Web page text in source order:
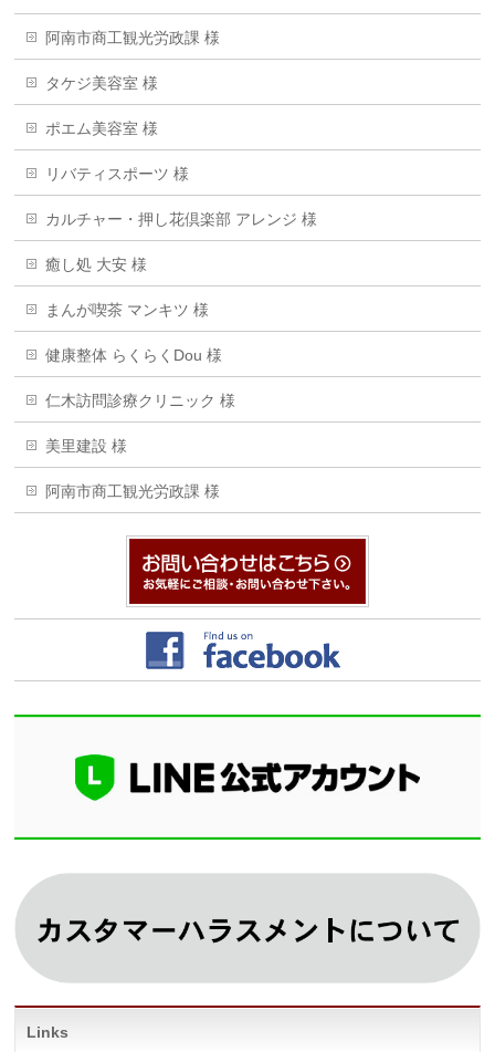
阿南市商工観光労政課 様
タケジ美容室 様
ポエム美容室 様
リバティスポーツ 様
カルチャー・押し花倶楽部 アレンジ 様
癒し処 大安 様
まんが喫茶 マンキツ 様
健康整体 らくらくDou 様
仁木訪問診療クリニック 様
美里建設 様
阿南市商工観光労政課 様
Links